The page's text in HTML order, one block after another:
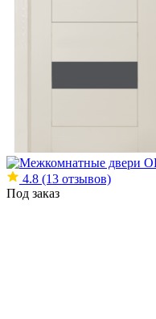
4.8 (13 отзывов)
Под заказ